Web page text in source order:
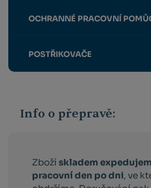
OCHRANNÉ PRACOVNÍ
POSTŘIKOVAČE
Info o přepravě:
Zbožískladem
pracovní den po dni, ve